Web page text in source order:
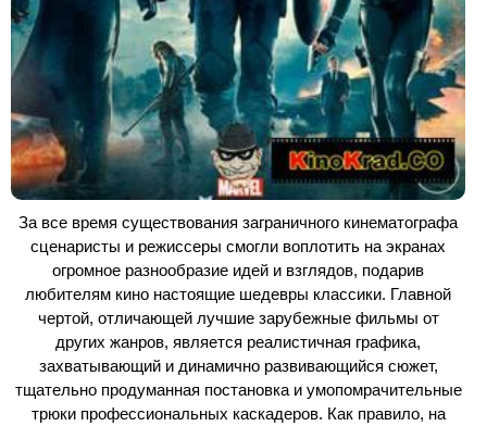
За все время существования заграничного кинематографа
сценаристы и режиссеры смогли воплотить на экранах
огромное разнообразие идей и взглядов, подарив
любителям кино настоящие шедевры классики. Главной
чертой, отличающей лучшие зарубежные фильмы от
других жанров, является реалистичная графика,
захватывающий и динамично развивающийся сюжет,
тщательно продуманная постановка и умопомрачительные
трюки профессиональных каскадеров. Как правило, на